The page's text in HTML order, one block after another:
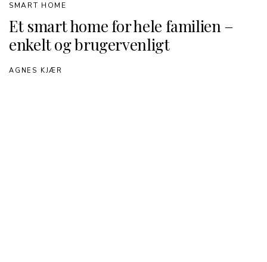
Et smart home for hele familien –
enkelt og brugervenligt
SMART HOME
AGNES KJÆR